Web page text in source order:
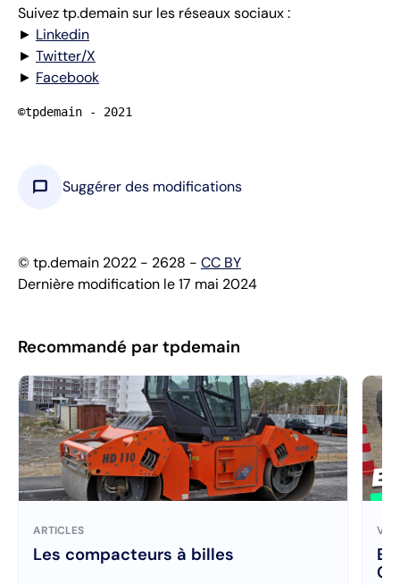
Suivez tp.demain sur les réseaux sociaux :
► Linkedin
► Twitter/X
► Facebook
©tpdemain - 2021
chat_bubble Suggérer des modifications
© tp.demain 2022 - 2628 - CC BY
Dernière modification le 17 mai 2024
Recommandé par tpdemain
ARTICLES
Les compacteurs à billes